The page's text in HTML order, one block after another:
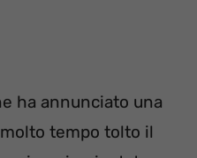
ha annunciato una
tempo tolto il